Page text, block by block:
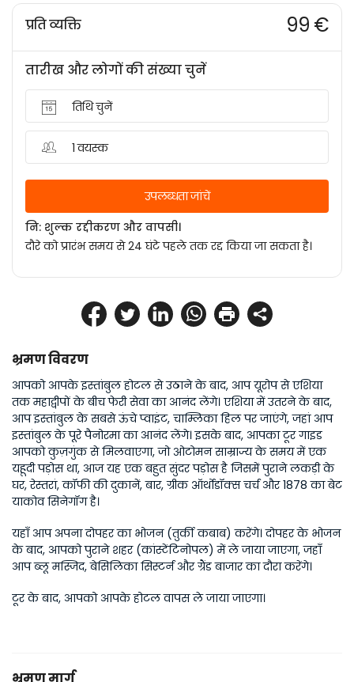
भ्रमण विवरण
आपको आपके इस्तांबुल होटल से उठाने के बाद, आप यूरोप से एशिया
तक महाद्वीपों के बीच फेरी सेवा का आनंद लेंगे। एशिया में उतरने के बाद,
आप इस्तांबुल के सबसे ऊंचे प्वाइंट, चाम्लिका हिल पर जाएंगे, जहां आप
इस्तांबुल के पूरे पैनोरमा का आनंद लेंगे। इसके बाद, आपका टूर गाइड
आपको कुज़गुंक से मिलवाएगा, जो ओटोमन साम्राज्य के समय में एक
यहूदी पड़ोस था, आज यह एक बहुत सुंदर पड़ोस है जिसमें पुराने लकड़ी के
घर, रेस्तरां, कॉफी की दुकानें, बार, ग्रीक ऑर्थोडॉक्स चर्च और 1878 का बेट
याकोव सिनेगॉग है।
यहाँ आप अपना दोपहर का भोजन (तुर्की कबाब) करेंगे। दोपहर के भोजन
के बाद, आपको पुराने शहर (कांस्टेंटिनोपल) में ले जाया जाएगा, जहाँ
आप ब्लू मस्जिद, बेसिलिका सिस्‍टर्न और ग्रैंड बाजार का दौरा करेंगे।
टूर के बाद, आपको आपके होटल वापस ले जाया जाएगा।
प्रति व्यक्ति 99 €
तारीख और लोगों की संख्या चुनें
तिथि चुनें
1 वयस्क
उपलब्धता जांचें
नि: शुल्क रद्दीकरण और वापसी।
दौरे को प्रारंभ समय से 24 घंटे पहले तक रद्द किया जा सकता है।